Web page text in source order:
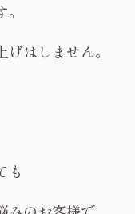
はしません。
も